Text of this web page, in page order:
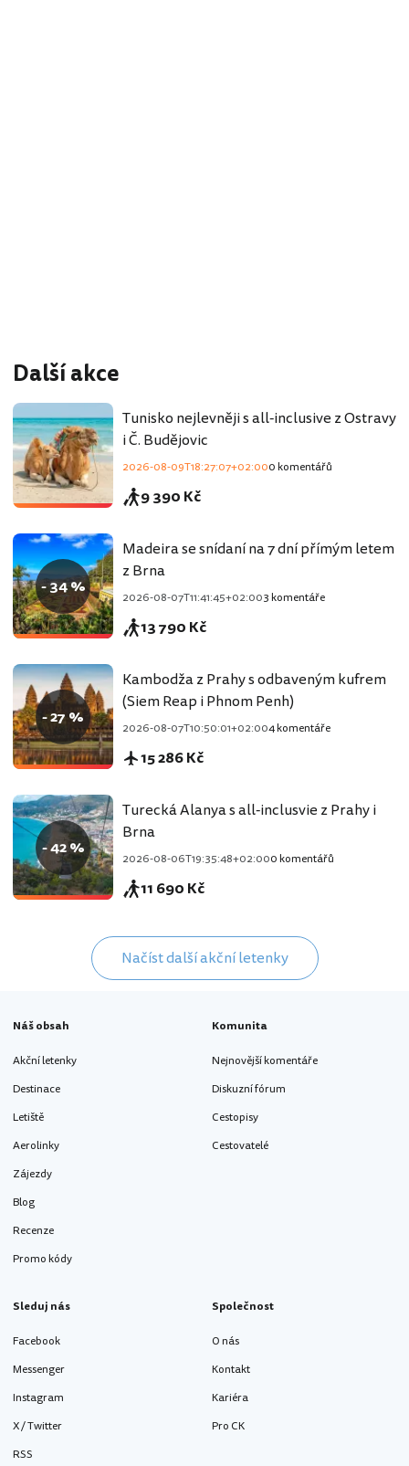
Další akce
Tunisko nejlevněji s all-inclusive z Ostravy
i Č. Budějovic
2026-08-09T18:27:07+02:000 komentářů
9 390 Kč
- 34 %
Madeira se snídaní na 7 dní přímým letem
z Brna
2026-08-07T11:41:45+02:003 komentáře
13 790 Kč
- 27 %
Kambodža z Prahy s odbaveným kufrem
(Siem Reap i Phnom Penh)
2026-08-07T10:50:01+02:004 komentáře
15 286 Kč
- 42 %
Turecká Alanya s all-inclusvie z Prahy i
Brna
2026-08-06T19:35:48+02:000 komentářů
11 690 Kč
Načíst další akční letenky
Náš obsah
Akční letenky
Destinace
Letiště
Aerolinky
Zájezdy
Blog
Recenze
Promo kódy
Komunita
Nejnovější komentáře
Diskuzní fórum
Cestopisy
Cestovatelé
Sleduj nás
Facebook
Messenger
Instagram
X / Twitter
RSS
Společnost
O nás
Kontakt
Kariéra
Pro CK